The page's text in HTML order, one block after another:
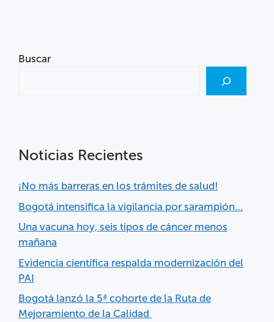
Buscar
Noticias Recientes
¡No más barreras en los trámites de salud!
Bogotá intensifica la vigilancia por sarampión…
Una vacuna hoy, seis tipos de cáncer menos
mañana
Evidencia científica respalda modernización del
PAI
Bogotá lanzó la 5ª cohorte de la Ruta de
Mejoramiento de la Calidad